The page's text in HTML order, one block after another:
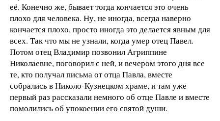
её. Конечно же, бывает тогда кончается это очень
плохо для человека. Ну, не иногда, всегда наверно
кончается плохо, просто иногда это делается явным для
всех. Так что мы не узнали, когда умер отец Павел.
Потом отец Владимир позвонил Агриппине
Николаевне, поговорил с ней, и вечером этого дня все
те, кто получал письма от отца Павла, вместе
собрались в Николо-Кузнецком храме, и там уже
первый раз рассказали немного об отце Павле и вместе
помолились об упокоении его святой души.